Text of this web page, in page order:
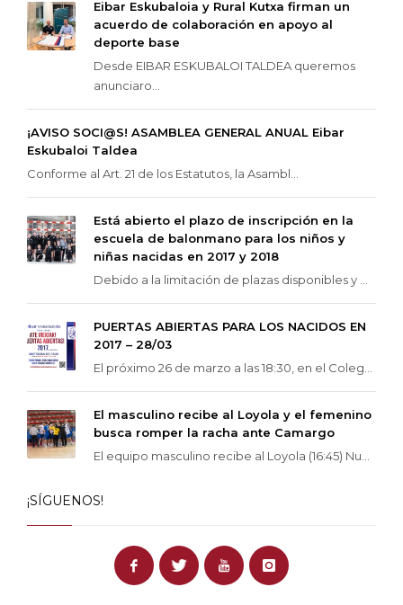
Eibar Eskubaloia y Rural Kutxa firman un
acuerdo de colaboración en apoyo al
deporte base
Desde EIBAR ESKUBALOI TALDEA queremos
anunciaro...
¡AVISO SOCI@S! ASAMBLEA GENERAL ANUAL Eibar
Eskubaloi Taldea
Conforme al Art. 21 de los Estatutos, la Asambl...
Está abierto el plazo de inscripción en la
escuela de balonmano para los niños y
niñas nacidas en 2017 y 2018
Debido a la limitación de plazas disponibles y ...
PUERTAS ABIERTAS PARA LOS NACIDOS EN
2017 – 28/03
El próximo 26 de marzo a las 18:30, en el Coleg...
El masculino recibe al Loyola y el femenino
busca romper la racha ante Camargo
El equipo masculino recibe al Loyola (16:45) Nu...
¡SÍGUENOS!